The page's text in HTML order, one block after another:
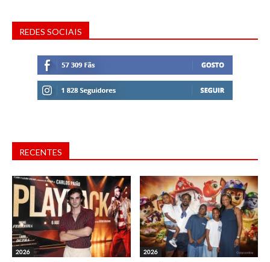
REDES SOCIAIS
RECENTES
2026 2026